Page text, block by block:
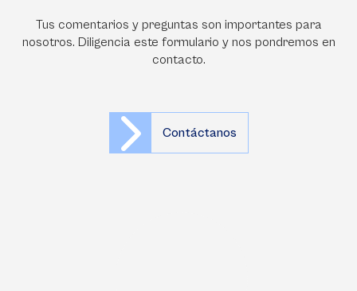
Tus comentarios y preguntas son importantes para
nosotros. Diligencia este formulario y nos pondremos en
contacto.
Contáctanos